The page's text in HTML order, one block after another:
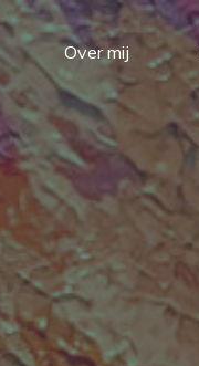
Over mij